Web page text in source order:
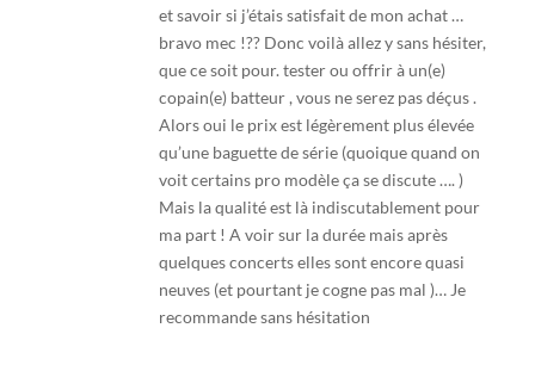
et savoir si j’étais satisfait de mon achat …
bravo mec !?? Donc voilà allez y sans hésiter,
que ce soit pour. tester ou offrir à un(e)
copain(e) batteur , vous ne serez pas déçus .
Alors oui le prix est légèrement plus élevée
qu’une baguette de série (quoique quand on
voit certains pro modèle ça se discute …. )
Mais la qualité est là indiscutablement pour
ma part ! A voir sur la durée mais après
quelques concerts elles sont encore quasi
neuves (et pourtant je cogne pas mal )… Je
recommande sans hésitation